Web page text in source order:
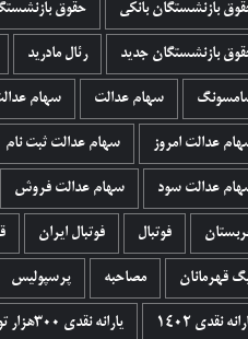
بازنشستگان بانکی حقوق
بازنشستگان جدید رئال مادرید
سهام عدالت سهام
عدالت امروز سهام عدالت ثبت نام
عدالت سود سهام عدالت فروش
فوتبال فوتبال ایران
قهرمانان مصاحبه پرسپولیس
نقدی 1402 یارانه نقدی ۳۰۰هزار تومانی